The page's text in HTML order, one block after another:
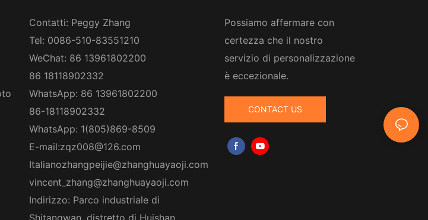
Contatti: Peggy Zhang
Tel: 0086-510-83551210
WeChat: 86 13961802200
86 18118902332
WhatsApp: 86 13961802200
86-18118902332
WhatsApp: 1(805)869-8509
E-mail:zqz008@126.com
Italianozhangpeijie@zhanghuayaoji.com
vincent_zhang@zhanghuayaoji.com
Indirizzo: Parco industriale di
Possiamo affermare con
certezza che il nostro
servizio di personalizzazione
è eccezionale.
CONTACT US